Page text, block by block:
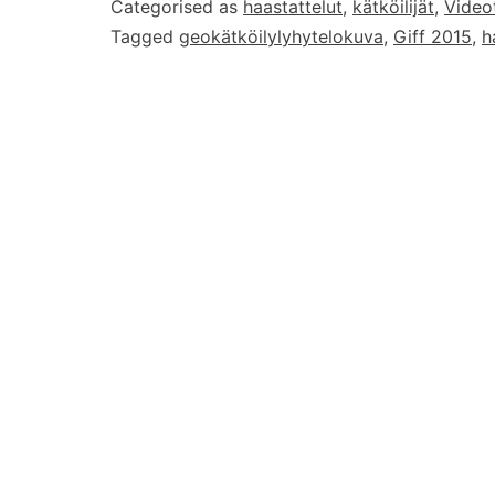
tekijä
iepu09
Categorised as haastattelut, kätköilijät,
Tagged geokätköilylyhytelokuva, Giff 2015,